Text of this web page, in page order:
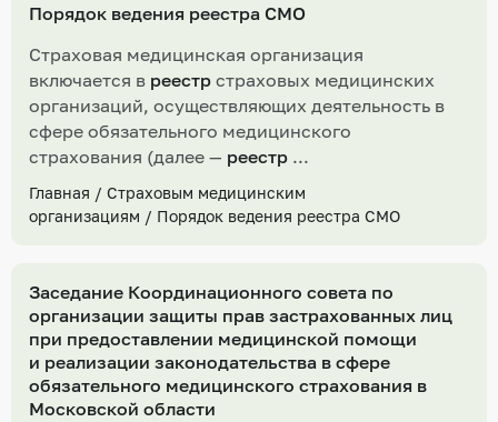
Порядок ведения реестра СМО
Страховая медицинская организация
включается в реестр страховых медицинских
организаций, осуществляющих деятельность в
сфере обязательного медицинского
страхования (далее — реестр ...
Главная /Страховым медицинским
организациям / Порядок ведения реестра СМО
Заседание Координационного совета по
организации защиты прав застрахованных лиц
при предоставлении медицинской помощи
и реализации законодательства в сфере
обязательного медицинского страхования в
Московской области